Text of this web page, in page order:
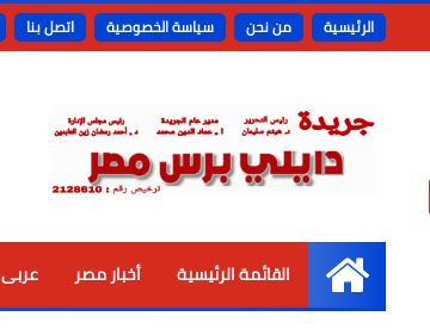
الرئيسية من نحن سياسة الخصوصية اتصل بنا
الرئيسية
القائمة الرئيسية أخبار مصر عربى